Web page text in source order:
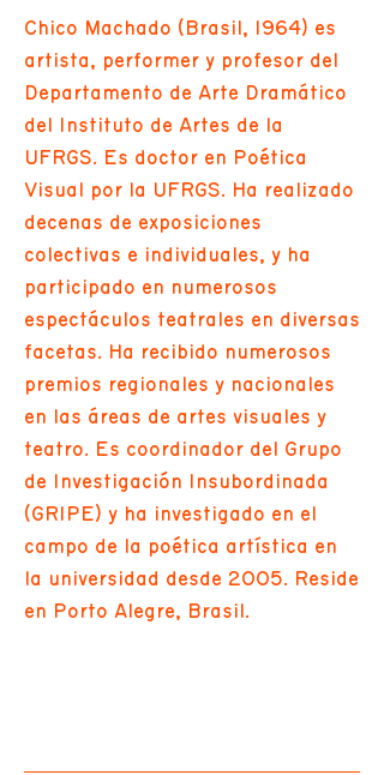
Chico Machado (Brasil, 1964) es
artista, performer y profesor del
Departamento de Arte Dramático
del Instituto de Artes de la
UFRGS. Es doctor en Poética
Visual por la UFRGS. Ha realizado
decenas de exposiciones
colectivas e individuales, y ha
participado en numerosos
espectáculos teatrales en diversas
facetas. Ha recibido numerosos
premios regionales y nacionales
en las áreas de artes visuales y
teatro. Es coordinador del Grupo
de Investigación Insubordinada
(GRIPE) y ha investigado en el
campo de la poética artística en
la universidad desde 2005. Reside
en Porto Alegre, Brasil.